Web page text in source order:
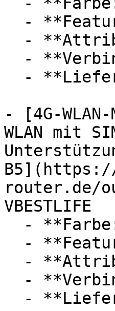
- [4G-
WLAN mit
B5](https://
router.de/
VBESTLIFE